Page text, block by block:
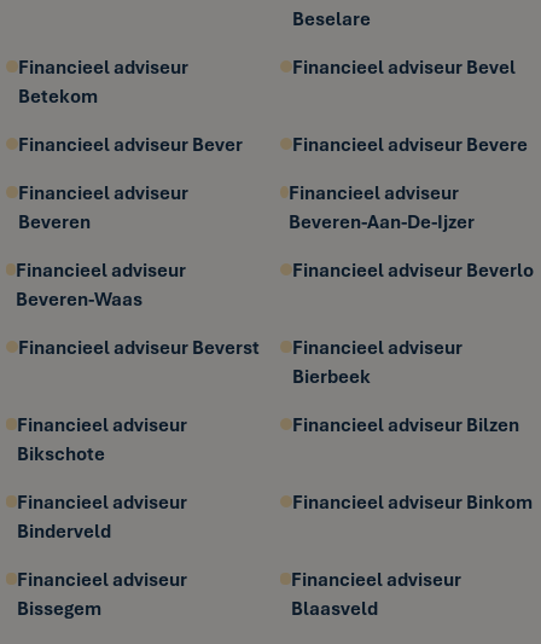
Beselare
Financieel adviseur
Betekom
Financieel adviseur Bevel
Financieel adviseur Bever
Financieel adviseur Bevere
Financieel adviseur
Beveren
Financieel adviseur
Beveren-Aan-De-Ijzer
Financieel adviseur
Beveren-Waas
Financieel adviseur Beverlo
Financieel adviseur Beverst
Financieel adviseur
Bierbeek
Financieel adviseur
Bikschote
Financieel adviseur Bilzen
Financieel adviseur
Binderveld
Financieel adviseur Binkom
Financieel adviseur
Bissegem
Financieel adviseur
Blaasveld